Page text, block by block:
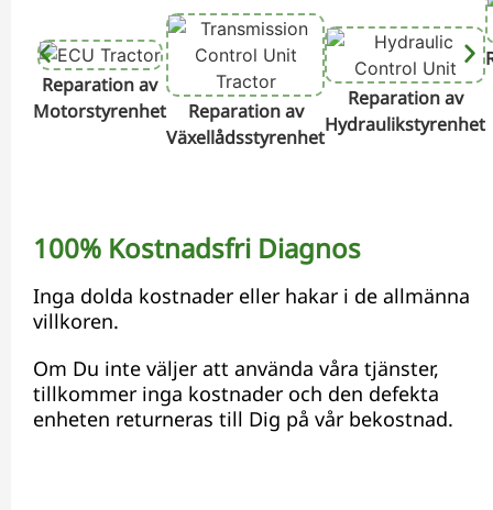
Reparation av
Motorstyrenhet
Reparation av
Växellådsstyrenhet
Reparation av
Hydraulikstyrenhet
100% Kostnadsfri Diagnos
Inga dolda kostnader eller hakar i de allmänna
villkoren.
Om Du inte väljer att använda våra tjänster,
tillkommer inga kostnader och den defekta
enheten returneras till Dig på vår bekostnad.